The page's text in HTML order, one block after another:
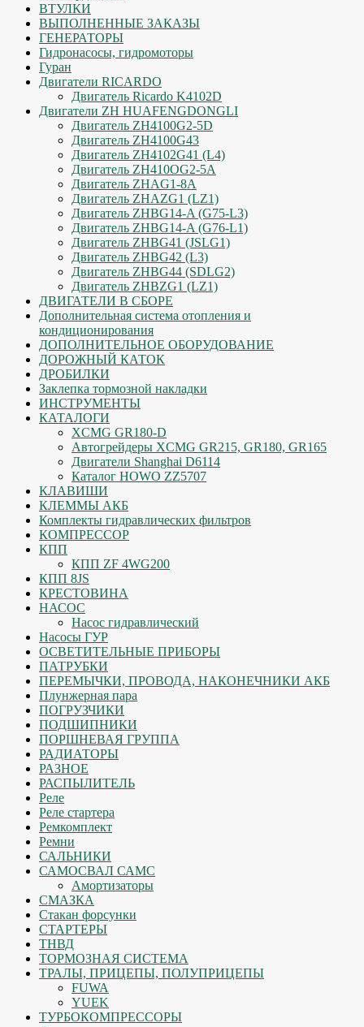
ВТУЛКИ
ВЫПОЛНЕННЫЕ ЗАКАЗЫ
ГЕНЕРАТОРЫ
Гидронасосы, гидромоторы
Гуран
Двигатели RICARDO
Двигатель Ricardo K4102D
Двигатели ZH HUAFENGDONGLI
Двигатель ZH4100G2-5D
Двигатель ZH4100G43
Двигатель ZH4102G41 (L4)
Двигатель ZH410OG2-5A
Двигатель ZHAG1-8A
Двигатель ZHAZG1 (LZ1)
Двигатель ZHBG14-A (G75-L3)
Двигатель ZHBG14-A (G76-L1)
Двигатель ZHBG41 (JSLG1)
Двигатель ZHBG42 (L3)
Двигатель ZHBG44 (SDLG2)
Двигатель ZHBZG1 (LZ1)
ДВИГАТЕЛИ В СБОРЕ
Дополнительная система отопления и
кондиционирования
ДОПОЛНИТЕЛЬНОЕ ОБОРУДОВАНИЕ
ДОРОЖНЫЙ КАТОК
ДРОБИЛКИ
Заклепка тормозной накладки
ИНСТРУМЕНТЫ
КАТАЛОГИ
XCMG GR180-D
Автогрейдеры XCMG GR215, GR180, GR165
Двигатели Shanghai D6114
Каталог HOWO ZZ5707
КЛАВИШИ
КЛЕММЫ АКБ
Комплекты гидравлических фильтров
КОМПРЕССОР
КПП
КПП ZF 4WG200
КПП 8JS
КРЕСТОВИНА
НАСОС
Насос гидравлический
Насосы ГУР
ОСВЕТИТЕЛЬНЫЕ ПРИБОРЫ
ПАТРУБКИ
ПЕРЕМЫЧКИ, ПРОВОДА, НАКОНЕЧНИКИ АКБ
Плунжерная пара
ПОГРУЗЧИКИ
ПОДШИПНИКИ
ПОРШНЕВАЯ ГРУППА
РАДИАТОРЫ
РАЗНОЕ
РАСПЫЛИТЕЛЬ
Реле
Реле стартера
Ремкомплект
Ремни
САЛЬНИКИ
САМОСВАЛ САМС
Амортизаторы
СМАЗКА
Стакан форсунки
СТАРТЕРЫ
ТНВД
ТОРМОЗНАЯ СИСТЕМА
ТРАЛЫ, ПРИЦЕПЫ, ПОЛУПРИЦЕПЫ
FUWA
YUEK
ТУРБОКОМПРЕССОРЫ